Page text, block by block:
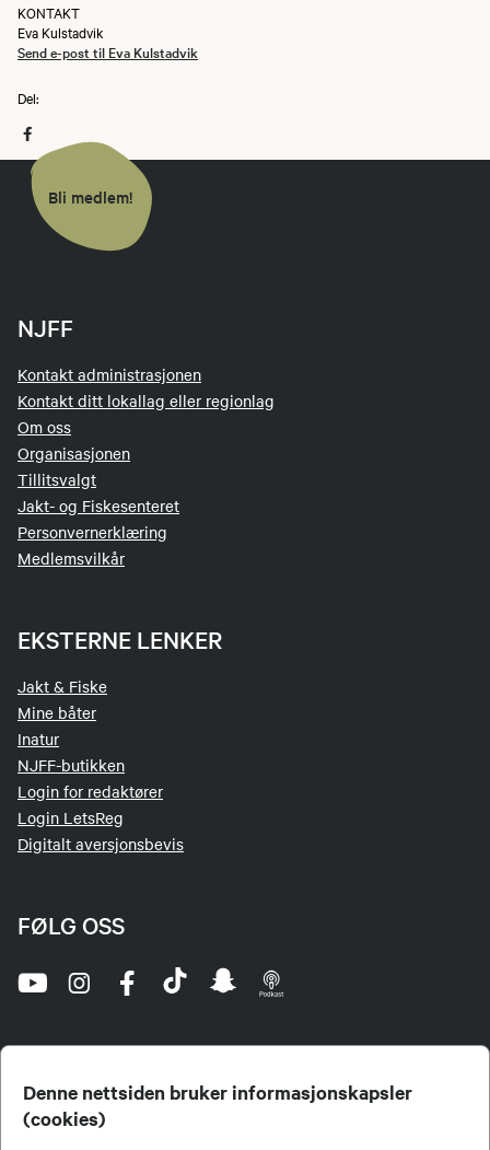
Denne nettsiden bruker informasjonskapsler
(cookies)
KONTAKT
Eva Kulstadvik
Send e-post til Eva Kulstadvik
Del:
Bli medlem!
NJFF
Kontakt administrasjonen
Kontakt ditt lokallag eller regionlag
Om oss
Organisasjonen
Tillitsvalgt
Jakt- og Fiskesenteret
Personvernerklæring
Medlemsvilkår
EKSTERNE LENKER
Jakt & Fiske
Mine båter
Inatur
NJFF-butikken
Login for redaktører
Login LetsReg
Digitalt aversjonsbevis
FØLG OSS